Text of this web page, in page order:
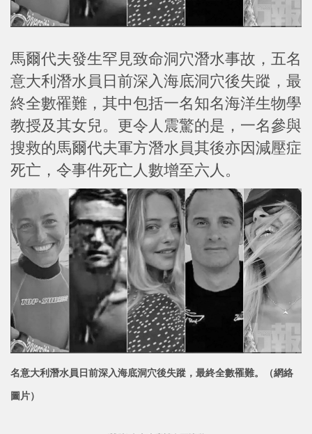
馬爾代夫發生罕見致命洞穴潛水事故，五名
意大利潛水員日前深入海底洞穴後失蹤，最
終全數罹難，其中包括一名知名海洋生物學
教授及其女兒。更令人震驚的是，一名參與
搜救的馬爾代夫軍方潛水員其後亦因減壓症
死亡，令事件死亡人數增至六人。
名意大利潛水員日前深入海底洞穴後失蹤，最終全數罹難。（網絡
圖片）